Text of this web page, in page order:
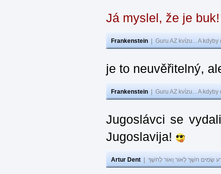
Já myslel, že je
Frankenstein Guru AZ kvízu... A
je to neuvěřitelný,
Frankenstein Guru AZ kvízu... A
Jugoslávci se
Jugoslavija!
Artur Dent שָׂמִים חֹשֶׁךְ לְאוֹר וְאוֹר לְחֹשֶׁךְ